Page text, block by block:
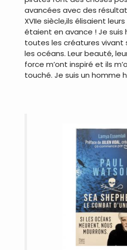
avancées avec des
XVIIe siècle,ils élisaient
étaient en avance ! Je suis
toutes les créatures vivant
les océans. Leur beauté,
force m’ont inspiré et ils
touché. Je suis un homme